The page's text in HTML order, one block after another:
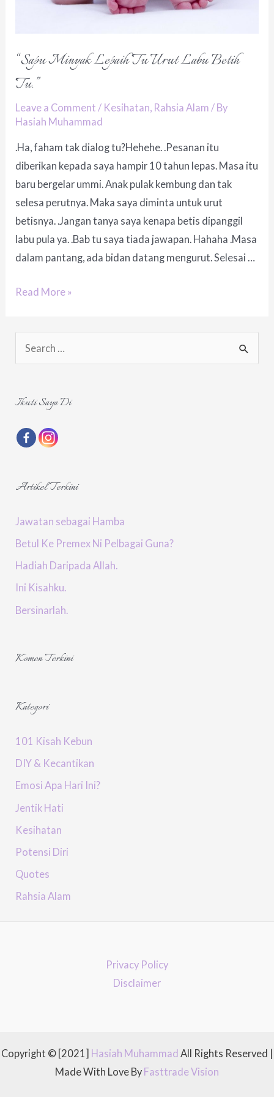
“Sapu Minyak Lepaih Tu Urut Labu Betih
Tu.”
Leave a Comment / Kesihatan, Rahsia Alam / By
Hasiah Muhammad
.Ha, faham tak dialog tu?Hehehe. .Pesanan itu
diberikan kepada saya hampir 10 tahun lepas. Masa itu
baru bergelar ummi. Anak pulak kembung dan tak
selesa perutnya. Maka saya diminta untuk urut
betisnya. .Jangan tanya saya kenapa betis dipanggil
labu pula ya. .Bab tu saya tiada jawapan. Hahaha .Masa
dalam pantang, ada bidan datang mengurut. Selesai …
“Sapu
Tu
Urut
Betih
Read More »
h
Ikuti Saya Di
Artikel Terkini
Jawatan sebagai Hamba
Betul Ke Premex Ni Pelbagai Guna?
Hadiah Daripada Allah.
Ini Kisahku.
Bersinarlah.
Komen Terkini
Kategori
101 Kisah Kebun
DIY & Kecantikan
Emosi Apa Hari Ini?
Jentik Hati
Kesihatan
Potensi Diri
Quotes
Rahsia Alam
Privacy Policy
Disclaimer
Copyright © [2021] Hasiah Muhammad All Rights Reserved |
Made With Love By Fasttrade Vision